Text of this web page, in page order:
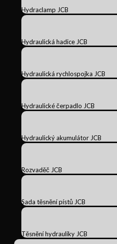
Hydraclamp JCB
Hydraulická hadice JCB
Hydraulická rychlospojka JCB
Hydraulické čerpadlo JCB
Hydraulický akumulátor JCB
Rozvaděč JCB
Sada těsnění pístů JCB
Těsnění hydrauliky JCB